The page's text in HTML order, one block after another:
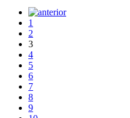
1
2
3
4
5
6
7
8
9